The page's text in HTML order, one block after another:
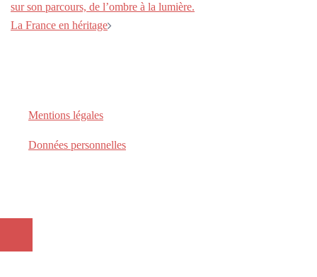
sur son parcours, de l’ombre à la lumière.
La France en héritage
Mentions légales
Données personnelles